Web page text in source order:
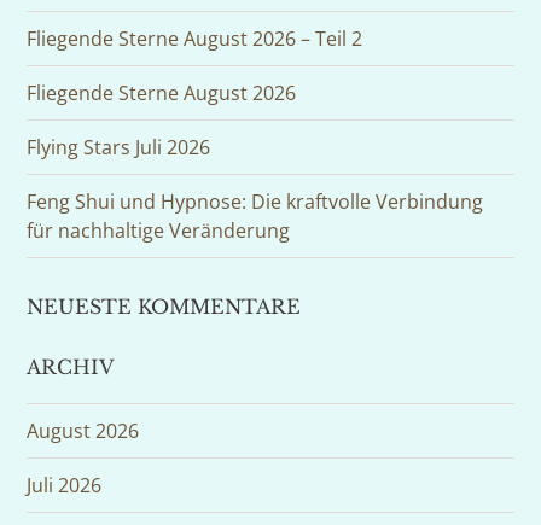
Fliegende Sterne August 2026 – Teil 2
Fliegende Sterne August 2026
Flying Stars Juli 2026
Feng Shui und Hypnose: Die kraftvolle Verbindung
für nachhaltige Veränderung
NEUESTE KOMMENTARE
ARCHIV
August 2026
Juli 2026